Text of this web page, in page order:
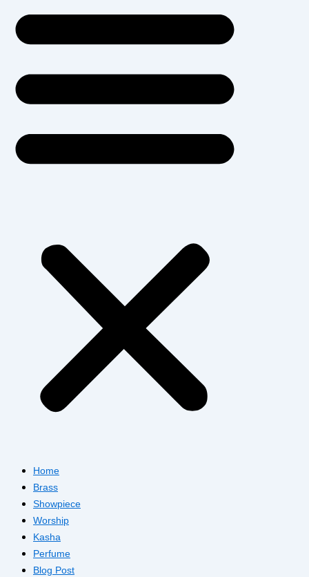
Home
Brass
Showpiece
Worship
Kasha
Perfume
Blog Post